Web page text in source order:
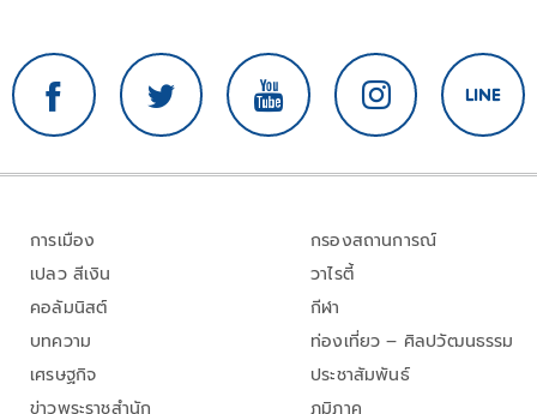
การเมือง
เปลว สีเงิน
คอลัมนิสต์
บทความ
เศรษฐกิจ
ข่าวพระราชสำนัก
กรองสถานการณ์
วาไรตี้
กีฬา
ท่องเที่ยว – ศิลปวัฒนธรรม
ประชาสัมพันธ์
ภูมิภาค